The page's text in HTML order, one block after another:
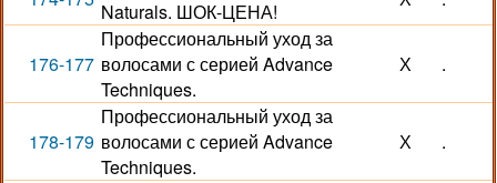
Naturals. ШОК-ЦЕНА!
176-177
Профессиональный уход за
волосами с серией Advance
Techniques.
Х .
178-179
Профессиональный уход за
волосами с серией Advance
Techniques.
Х .